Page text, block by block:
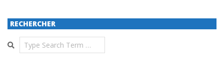
RECHERCHER
Search